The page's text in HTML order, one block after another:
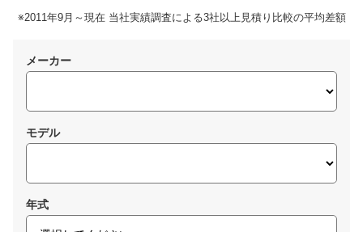
※2011年9月～現在 当社実績調査による3社以上見積り比較の平均差額
メーカー
モデル
年式